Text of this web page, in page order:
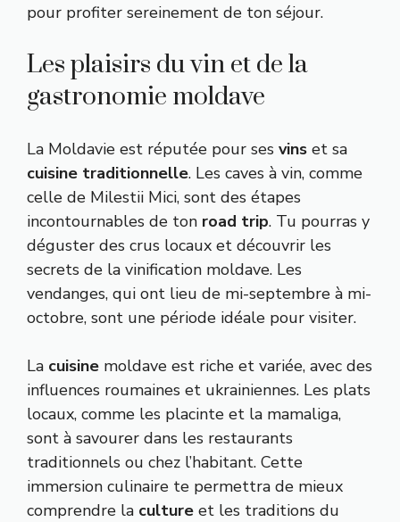
pour profiter sereinement de ton séjour.
Les plaisirs du vin et de la
gastronomie moldave
La Moldavie est réputée pour ses vins et sa
cuisine traditionnelle. Les caves à vin, comme
celle de Milestii Mici, sont des étapes
incontournables de ton road trip. Tu pourras y
déguster des crus locaux et découvrir les
secrets de la vinification moldave. Les
vendanges, qui ont lieu de mi-septembre à mi-
octobre, sont une période idéale pour visiter.
La cuisine moldave est riche et variée, avec des
influences roumaines et ukrainiennes. Les plats
locaux, comme les placinte et la mamaliga,
sont à savourer dans les restaurants
traditionnels ou chez l’habitant. Cette
immersion culinaire te permettra de mieux
comprendre la culture et les traditions du